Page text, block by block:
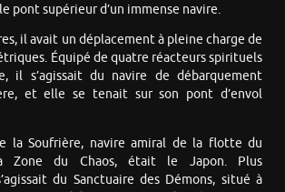
pont supérieur d’un immense navire.
il avait un déplacement à pleine charge de
Équipé de quatre réacteurs spirituels
il s’agissait du navire de débarquement
et elle se tenait sur son pont d’envol
la Soufrière, navire amiral de la flotte du
Zone du Chaos, était le Japon. Plus
du Sanctuaire des Démons, situé à